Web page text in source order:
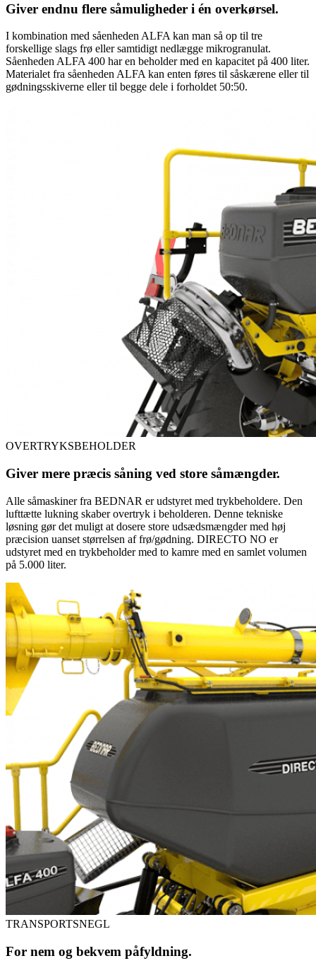
Giver endnu flere såmuligheder i én overkørsel.
I kombination med såenheden ALFA kan man så op til tre
forskellige slags frø eller samtidigt nedlægge mikrogranulat.
Såenheden ALFA 400 har en beholder med en kapacitet på 400 liter.
Materialet fra såenheden ALFA kan enten føres til såskærene eller til
gødningsskiverne eller til begge dele i forholdet 50:50.
OVERTRYKSBEHOLDER
Giver mere præcis såning ved store såmængder.
Alle såmaskiner fra BEDNAR er udstyret med trykbeholdere. Den
lufttætte lukning skaber overtryk i beholderen. Denne tekniske
løsning gør det muligt at dosere store udsædsmængder med høj
præcision uanset størrelsen af frø/gødning. DIRECTO NO er
udstyret med en trykbeholder med to kamre med en samlet volumen
på 5.000 liter.
TRANSPORTSNEGL
For nem og bekvem påfyldning.